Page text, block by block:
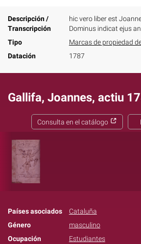
Descripción /
Transcripción
hic vero liber est
Dominus indicat ejus
Tipo
Marcas de propiedad
Datación
1787
Gallifa, Joannes, actiu
Consulta en el catálogo
Países asociados
Cataluña
Género
masculino
Ocupación
Estudiantes